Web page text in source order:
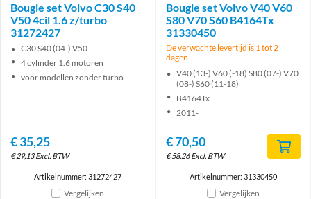
Bougie set Volvo C30 S40
V50 4cil 1.6 z/turbo
31272427
C30 S40 (04-) V50
4 cylinder 1.6 motoren
voor modellen zonder turbo
€35,25
€29,13 Excl. BTW
Artikelnummer: 31272427
Vergelijken
Bougie set Volvo V40 V60
S80 V70 S60 B4164Tx
31330450
De verwachte levertijd is 1 tot 2
dagen
V40 (13-) V60 (-18) S80 (07-) V70
(08-) S60 (11-18)
B4164Tx
2011-
€70,50
€58,26 Excl. BTW
Artikelnummer: 31330450
Vergelijken